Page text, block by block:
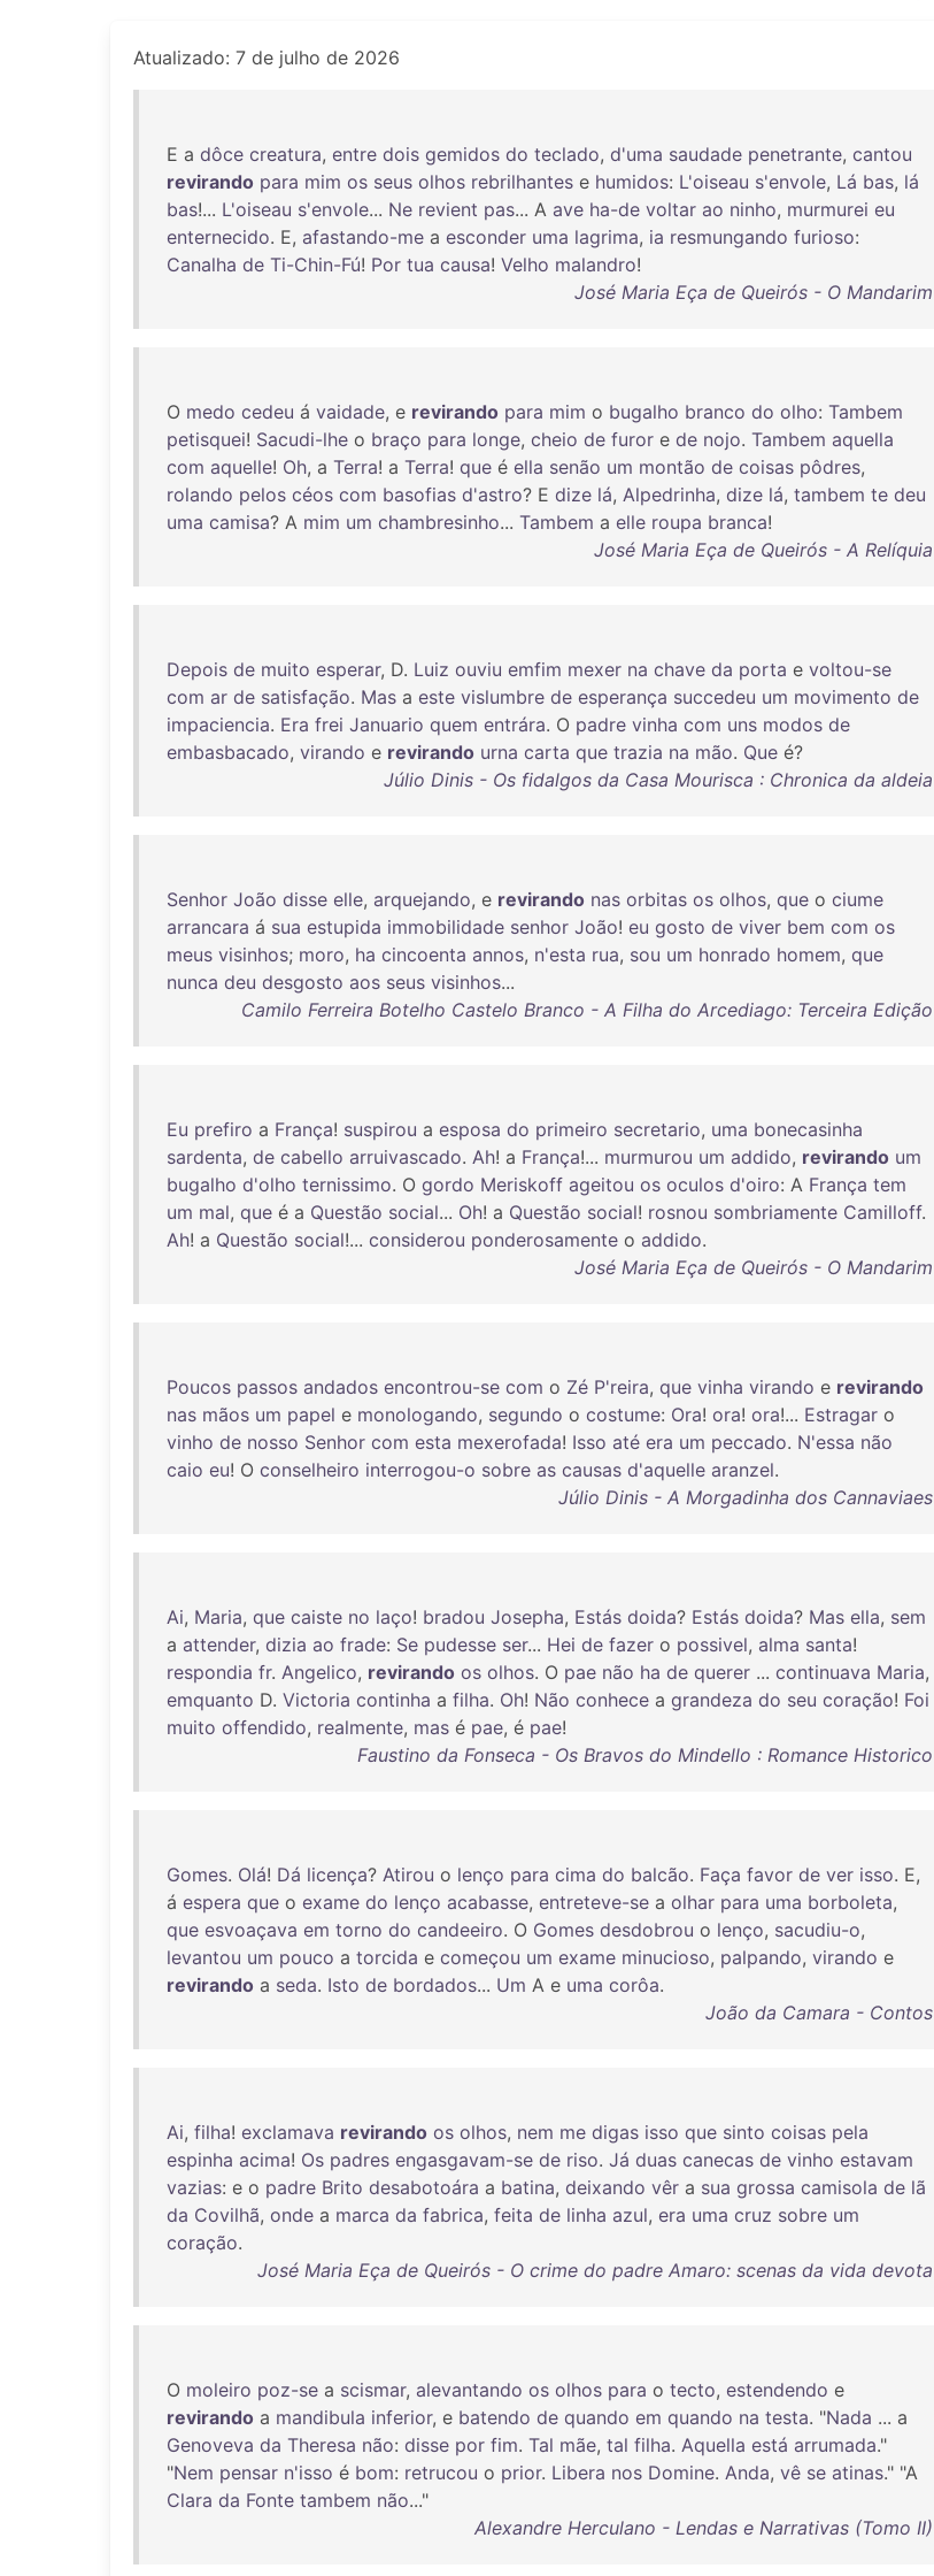
Atualizado: 7 de julho de 2026
E a dôce creatura, entre dois gemidos do teclado, d'uma saudade penetrante, cantou
revirando para mim os seus olhos rebrilhantes e humidos: L'oiseau s'envole, Lá bas, lá
bas!... L'oiseau s'envole... Ne revient pas... A ave ha-de voltar ao ninho, murmurei eu
enternecido. E, afastando-me a esconder uma lagrima, ia resmungando furioso:
Canalha de Ti-Chin-Fú! Por tua causa! Velho malandro!
José Maria Eça de Queirós - O Mandarim
O medo cedeu á vaidade, e revirando para mim o bugalho branco do olho: Tambem
petisquei! Sacudi-lhe o braço para longe, cheio de furor e de nojo. Tambem aquella
com aquelle! Oh, a Terra! a Terra! que é ella senão um montão de coisas pôdres,
rolando pelos céos com basofias d'astro? E dize lá, Alpedrinha, dize lá, tambem te deu
uma camisa? A mim um chambresinho... Tambem a elle roupa branca!
José Maria Eça de Queirós - A Relíquia
Depois de muito esperar, D. Luiz ouviu emfim mexer na chave da porta e voltou-se
com ar de satisfação. Mas a este vislumbre de esperança succedeu um movimento de
impaciencia. Era frei Januario quem entrára. O padre vinha com uns modos de
embasbacado, virando e revirando urna carta que trazia na mão. Que é?
Júlio Dinis - Os fidalgos da Casa Mourisca : Chronica da aldeia
Senhor João disse elle, arquejando, e revirando nas orbitas os olhos, que o ciume
arrancara á sua estupida immobilidade senhor João! eu gosto de viver bem com os
meus visinhos; moro, ha cincoenta annos, n'esta rua, sou um honrado homem, que
nunca deu desgosto aos seus visinhos...
Camilo Ferreira Botelho Castelo Branco - A Filha do Arcediago: Terceira Edição
Eu prefiro a França! suspirou a esposa do primeiro secretario, uma bonecasinha
sardenta, de cabello arruivascado. Ah! a França!... murmurou um addido, revirando um
bugalho d'olho ternissimo. O gordo Meriskoff ageitou os oculos d'oiro: A França tem
um mal, que é a Questão social... Oh! a Questão social! rosnou sombriamente Camilloff.
Ah! a Questão social!... considerou ponderosamente o addido.
José Maria Eça de Queirós - O Mandarim
Poucos passos andados encontrou-se com o Zé P'reira, que vinha virando e revirando
nas mãos um papel e monologando, segundo o costume: Ora! ora! ora!... Estragar o
vinho de nosso Senhor com esta mexerofada! Isso até era um peccado. N'essa não
caio eu! O conselheiro interrogou-o sobre as causas d'aquelle aranzel.
Júlio Dinis - A Morgadinha dos Cannaviaes
Ai, Maria, que caiste no laço! bradou Josepha, Estás doida? Estás doida? Mas ella, sem
a attender, dizia ao frade: Se pudesse ser... Hei de fazer o possivel, alma santa!
respondia fr. Angelico, revirando os olhos. O pae não ha de querer ... continuava Maria,
emquanto D. Victoria continha a filha. Oh! Não conhece a grandeza do seu coração! Foi
muito offendido, realmente, mas é pae, é pae!
Faustino da Fonseca - Os Bravos do Mindello : Romance Historico
Gomes. Olá! Dá licença? Atirou o lenço para cima do balcão. Faça favor de ver isso. E,
á espera que o exame do lenço acabasse, entreteve-se a olhar para uma borboleta,
que esvoaçava em torno do candeeiro. O Gomes desdobrou o lenço, sacudiu-o,
levantou um pouco a torcida e começou um exame minucioso, palpando, virando e
revirando a seda. Isto de bordados... Um A e uma corôa.
João da Camara - Contos
Ai, filha! exclamava revirando os olhos, nem me digas isso que sinto coisas pela
espinha acima! Os padres engasgavam-se de riso. Já duas canecas de vinho estavam
vazias: e o padre Brito desabotoára a batina, deixando vêr a sua grossa camisola de lã
da Covilhã, onde a marca da fabrica, feita de linha azul, era uma cruz sobre um
coração.
José Maria Eça de Queirós - O crime do padre Amaro: scenas da vida devota
O moleiro poz-se a scismar, alevantando os olhos para o tecto, estendendo e
revirando a mandibula inferior, e batendo de quando em quando na testa. "Nada ... a
Genoveva da Theresa não: disse por fim. Tal mãe, tal filha. Aquella está arrumada."
"Nem pensar n'isso é bom: retrucou o prior. Libera nos Domine. Anda, vê se atinas." "A
Clara da Fonte tambem não..."
Alexandre Herculano - Lendas e Narrativas (Tomo II)